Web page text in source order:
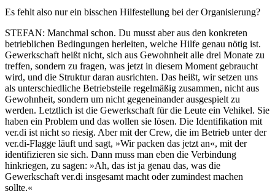
Es fehlt also nur ein bisschen Hilfestellung bei der Organisierung?
STEFAN: Manchmal schon. Du musst aber aus den konkreten
betrieblichen Bedingungen herleiten, welche Hilfe genau nötig ist.
Gewerkschaft heißt nicht, sich aus Gewohnheit alle drei Monate zu
treffen, sondern zu fragen, was jetzt in diesem Moment gebraucht
wird, und die Struktur daran ausrichten. Das heißt, wir setzen uns
als unterschiedliche Betriebsteile regelmäßig zusammen, nicht aus
Gewohnheit, sondern um nicht gegeneinander ausgespielt zu
werden. Letztlich ist die Gewerkschaft für die Leute ein Vehikel. Sie
haben ein Problem und das wollen sie lösen. Die Identifikation mit
ver.di ist nicht so riesig. Aber mit der Crew, die im Betrieb unter der
ver.di-Flagge läuft und sagt, »Wir packen das jetzt an«, mit der
identifizieren sie sich. Dann muss man eben die Verbindung
hinkriegen, zu sagen: »Ah, das ist ja genau das, was die
Gewerkschaft ver.di insgesamt macht oder zumindest machen
sollte.«